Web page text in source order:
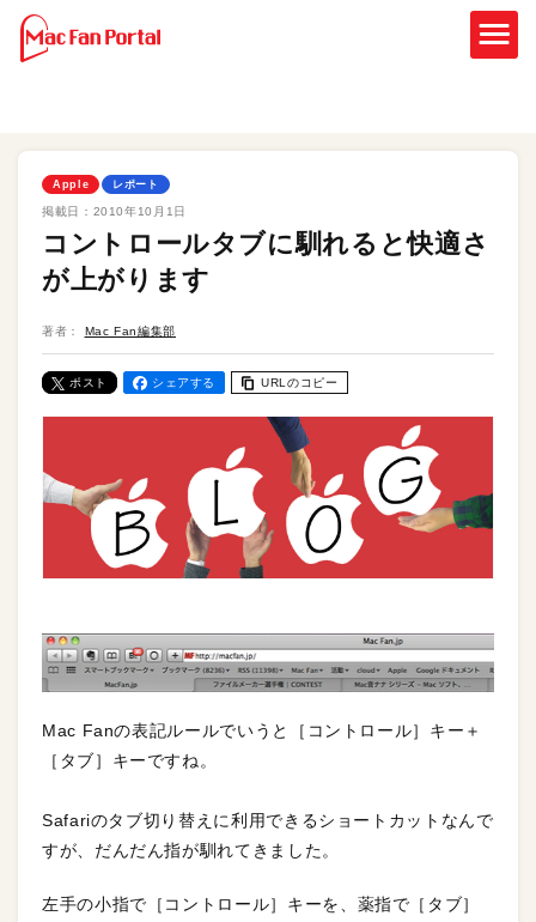
Apple レポート
掲載日： 2010年10月1日
コントロールタブに馴れると快適さ
が上がります
著者： Mac Fan編集部
ポスト シェアする URLのコピー
Mac Fanの表記ルールでいうと［コントロール］キー＋
［タブ］キーですね。
Safariのタブ切り替えに利用できるショートカットなんで
すが、だんだん指が馴れてきました。
左手の小指で［コントロール］キーを、薬指で［タブ］